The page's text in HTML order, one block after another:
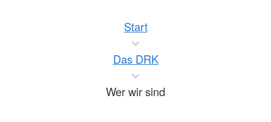
Start
Das DRK
Wer wir sind